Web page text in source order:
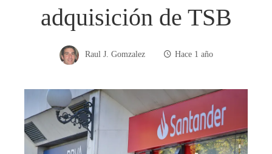
adquisición de TSB
Raul J. Gomzalez Hace 1 año